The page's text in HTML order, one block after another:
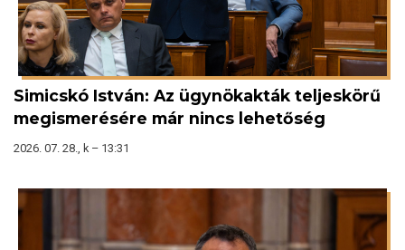
Simicskó István: Az ügynökakták teljeskörű
megismerésére már nincs lehetőség
2026. 07. 28., k – 13:31